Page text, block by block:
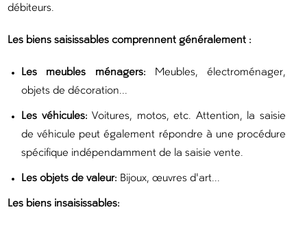
débiteurs.
Les biens saisissables comprennent généralement :
Les meubles ménagers: Meubles, électroménager,
objets de décoration...
Les véhicules: Voitures, motos, etc. Attention, la saisie
de véhicule peut également répondre à une procédure
spécifique indépendamment de la saisie vente.
Les objets de valeur: Bijoux, œuvres d'art...
Les biens insaisissables: